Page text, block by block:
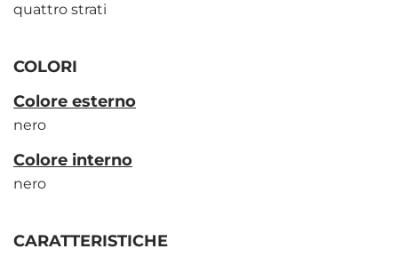
quattro strati
COLORI
Colore esterno
nero
Colore interno
nero
CARATTERISTICHE